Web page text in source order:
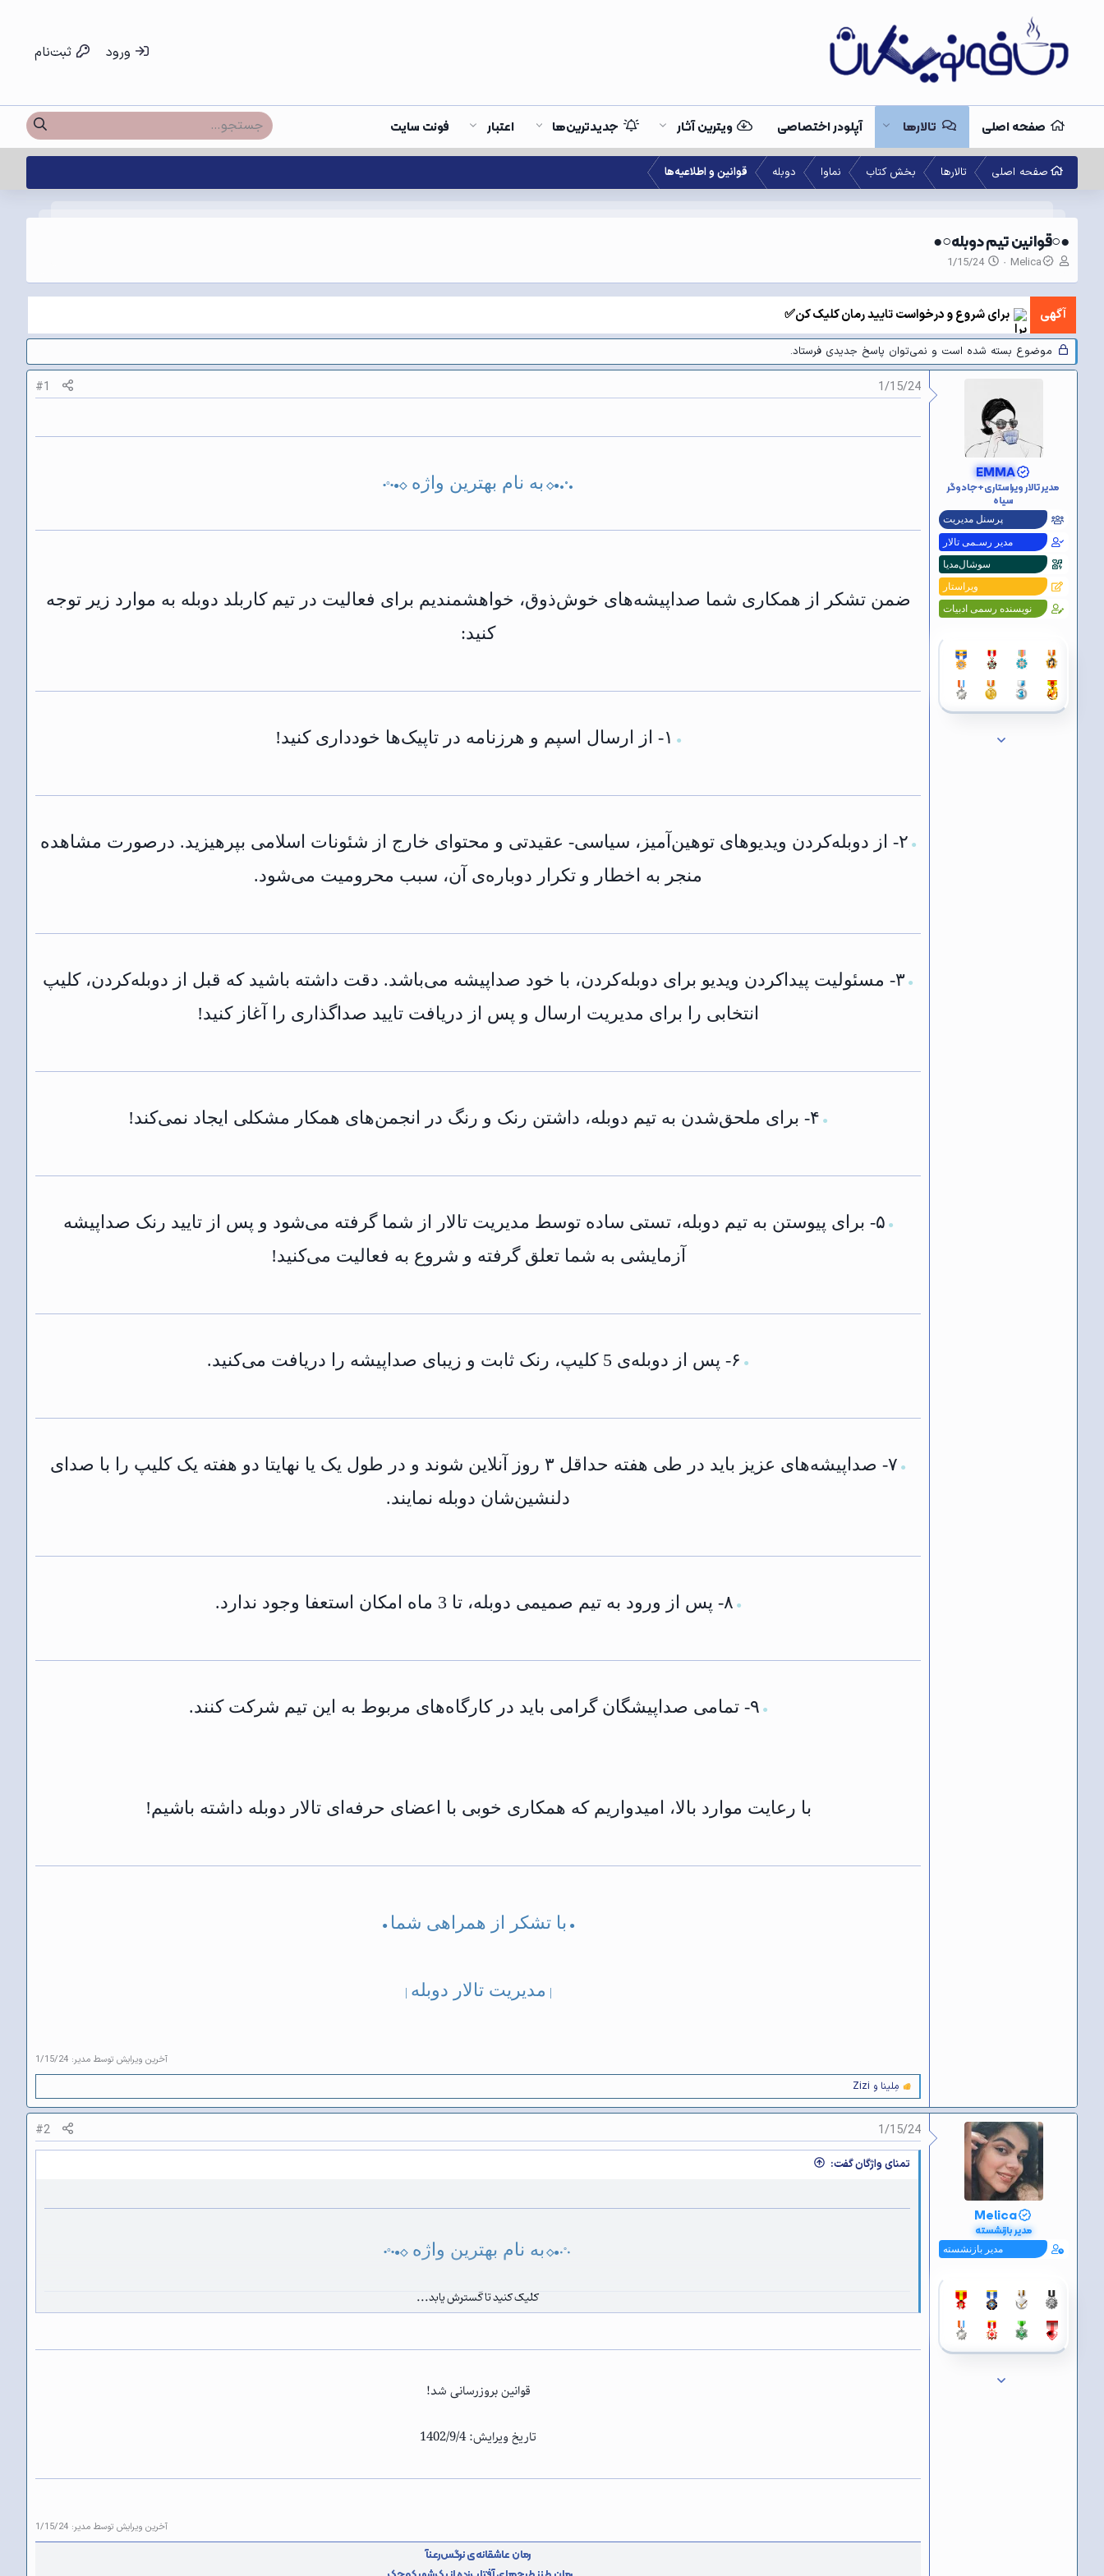
ورود ثبت‌نام
صفحه اصلی تالارها آپلودر اختصاصی ویترین آثار جدیدترین‌ها اعتبار فونت سایت
صفحه اصلی تالارها بخش کتاب نماوا دوبله قوانین و اطلاعیه‌ها
●○قوانین تیم دوبله○●
ن
ن
د
ه
م
Melica
ت
ی
خ
ش
ر
و
1/15/24
آگهی برای شروع و درخواست تایید رمان کلیک کن✅
موضوع بسته شده است و نمی‌توان پاسخ جدیدی فرستاد.
EMMA
مدیر تالار ویراستاری+جادوگر
سیاه
پرسنل مدیریت
مدیر رسـمی تالار
سوشال‌مدیا
ویراستار
نویسنده رسمی ادبیات
1/15/24
#1
•°•●◇ به نام بهترین واژه◇●•°•
ضمن تشکر از همکاری شما صداپیشه‌های خوش‌ذوق، خواهشمندیم برای فعالیت در تیم کاربلد دوبله به موارد زیر توجه
کنید:
● ۱- از ارسال اسپم و هرزنامه در تاپیک‌ها خودداری کنید!
●
۲- از دوبله‌کردن ویدیوهای توهین‌آمیز، سیاسی- عقیدتی و محتوای خارج از شئونات اسلامی بپرهیزید. درصورت مشاهده
منجر به اخطار و تکرار دوباره‌ی آن، سبب محرومیت می‌شود.
●
۳- مسئولیت پیداکردن ویدیو برای دوبله‌کردن، با خود صداپیشه می‌باشد. دقت داشته باشید که قبل از دوبله‌کردن، کلیپ
انتخابی را برای مدیریت ارسال و پس از دریافت تایید صداگذاری را آغاز کنید!
● ۴- برای ملحق‌شدن به تیم دوبله، داشتن رنک و رنگ در انجمن‌های همکار مشکلی ایجاد نمی‌کند!
●
۵- برای پیوستن به تیم دوبله، تستی ساده توسط مدیریت تالار از شما گرفته می‌شود و پس از تایید رنک صداپیشه
آزمایشی به شما تعلق گرفته و شروع به فعالیت می‌کنید!
● ۶- پس از دوبله‌ی 5 کلیپ، رنک ثابت و زیبای صداپیشه را دریافت می‌کنید.
●
۷- صداپیشه‌های عزیز باید در طی هفته حداقل ۳ روز آنلاین شوند و در طول یک یا نهایتا دو هفته یک کلیپ را با صدای
دلنشین‌شان دوبله نمایند.
● ۸- پس از ورود به تیم صمیمی دوبله، تا 3 ماه امکان استعفا وجود ندارد.
● ۹- تمامی صداپیشگان گرامی باید در کارگاه‌های مربوط به این تیم شرکت کنند.
با رعایت موارد بالا، امیدواریم که همکاری خوبی با اعضای حرفه‌ای تالار دوبله داشته باشیم!
● با تشکر از همراهی شما ●
| مدیریت تالار دوبله |
آخرین ویرایش توسط مدیر: 1/15/24
ا
ک
ن
ش‌
مِلینا و Zizi
Melica
مدیر بازنشسته
مدیر بازنشسته
1/15/24
#2
تمنای واژگان گفت:
•°•●◇به نام بهترین واژه◇●•°•
ضمن تشکر از همکاری شما صداپیشه‌های خوش‌ذوق، خواهشمندیم برای فعالیت در تیم کاربلد دوبله به موارد زیر توجه
کنید:
۱- از ارسال اسپم و هرزنامه در تاپیک‌ها خودداری کنید!
کلیک کنید تا گسترش یابد...
قوانین بروزرسانی شد!
تاریخ ویرایش: 1402/9/4
آخرین ویرایش توسط مدیر: 1/15/24
رمان عاشقانه‌ی نرگس‌رعنآ